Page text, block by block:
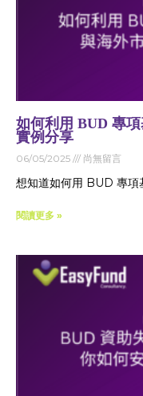
如何利用 BUD 專
實例分享
06/05/2025 尚無留言
想知道如何用 BUD 專項
閱讀更多 »